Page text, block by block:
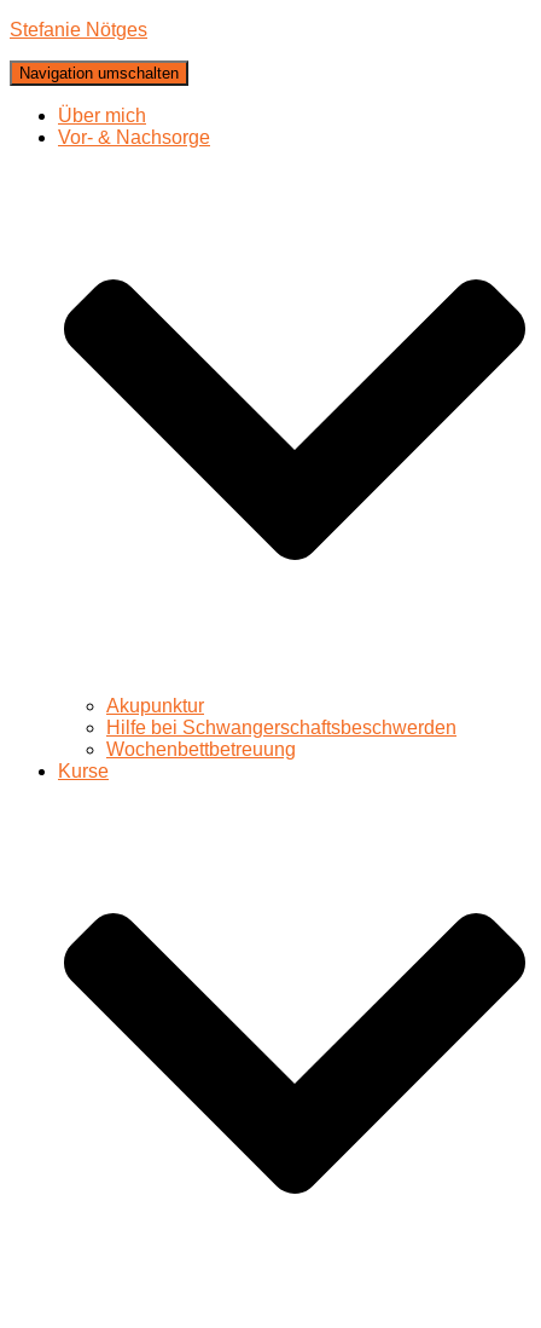
Stefanie Nötges
Navigation umschalten
Über mich
Vor- & Nachsorge
Akupunktur
Hilfe bei Schwangerschaftsbeschwerden
Wochenbettbetreuung
Kurse